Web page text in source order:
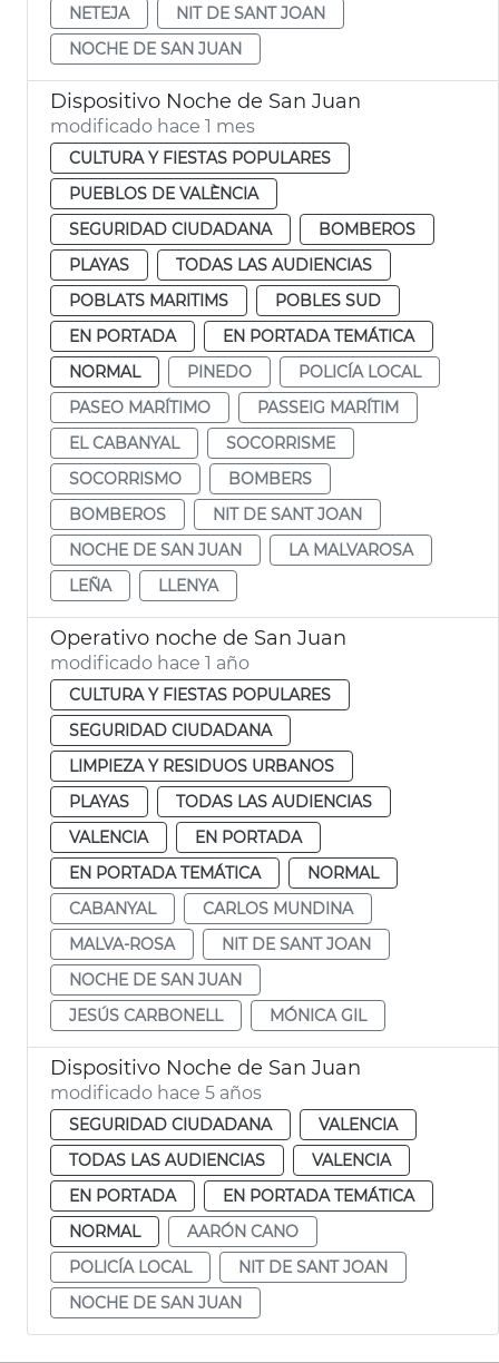
NETEJA
NIT DE SANT JOAN
NOCHE DE SAN JUAN
Dispositivo Noche de San Juan
modificado hace 1 mes
CULTURA Y FIESTAS POPULARES
PUEBLOS DE VALÈNCIA
SEGURIDAD CIUDADANA
BOMBEROS
PLAYAS
TODAS LAS AUDIENCIAS
POBLATS MARITIMS
POBLES SUD
EN PORTADA
EN PORTADA TEMÁTICA
NORMAL
PINEDO
POLICÍA LOCAL
PASEO MARÍTIMO
PASSEIG MARÍTIM
EL CABANYAL
SOCORRISME
SOCORRISMO
BOMBERS
BOMBEROS
NIT DE SANT JOAN
NOCHE DE SAN JUAN
LA MALVAROSA
LEÑA
LLENYA
Operativo noche de San Juan
modificado hace 1 año
CULTURA Y FIESTAS POPULARES
SEGURIDAD CIUDADANA
LIMPIEZA Y RESIDUOS URBANOS
PLAYAS
TODAS LAS AUDIENCIAS
VALENCIA
EN PORTADA
EN PORTADA TEMÁTICA
NORMAL
CABANYAL
CARLOS MUNDINA
MALVA-ROSA
NIT DE SANT JOAN
NOCHE DE SAN JUAN
JESÚS CARBONELL
MÓNICA GIL
Dispositivo Noche de San Juan
modificado hace 5 años
SEGURIDAD CIUDADANA
VALENCIA
TODAS LAS AUDIENCIAS
VALENCIA
EN PORTADA
EN PORTADA TEMÁTICA
NORMAL
AARÓN CANO
POLICÍA LOCAL
NIT DE SANT JOAN
NOCHE DE SAN JUAN